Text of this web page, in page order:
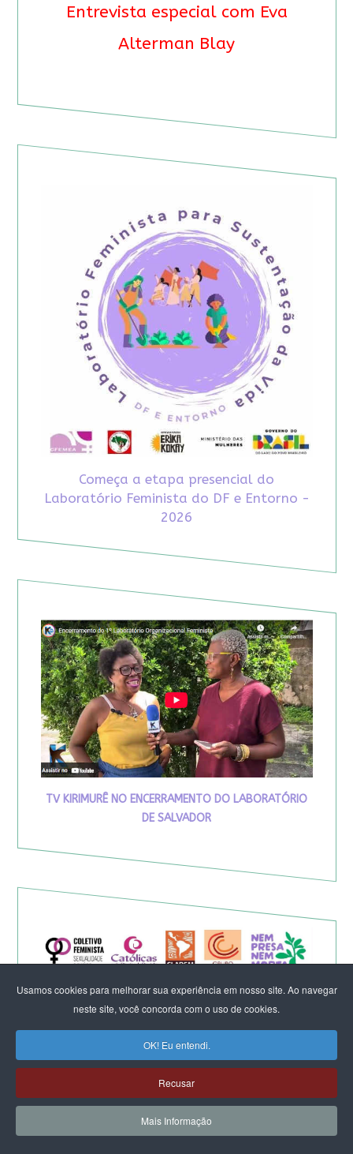
Usamos cookies para melhorar sua experiência em nosso site. Ao navegar
neste site, você concorda com o uso de cookies.
OK! Eu entendi.
Recusar
Mais Informação
Entrevista especial com Eva
Alterman Blay
Começa a etapa presencial do
Laboratório Feminista do DF e Entorno -
2026
TV KIRIMURÊ NO ENCERRAMENTO DO LABORATÓRIO
DE SALVADOR
Eleição de Erika Hilton para
presidente da Comissão da